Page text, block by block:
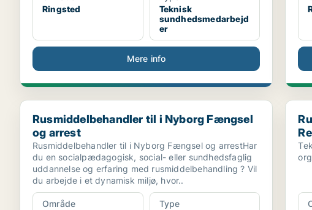
Ringsted
Teknisk
sundhedsmedarbejd
er
Mere info
Rusmiddelbehandler til i Nyborg Fængsel og arrest
Rusmiddelbehandler til i Nyborg Fængsel
og arrest
Rusmiddelbehandler til i Nyborg Fængsel og arrestHar
du en socialpædagogisk, social- eller sundhedsfaglig
uddannelse og erfaring med rusmiddelbehandling ? Vil
du arbejde i et dynamisk miljø, hvor..
Område
Type